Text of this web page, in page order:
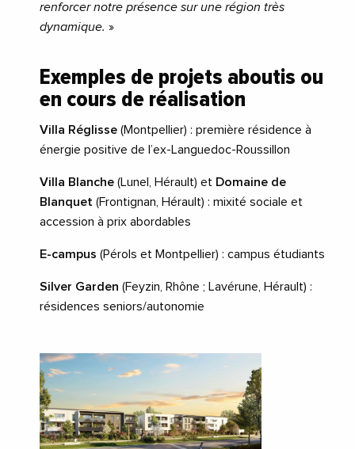
renforcer notre présence sur une région très
dynamique. »
Exemples de projets aboutis ou
en cours de réalisation
Villa Réglisse (Montpellier) : première résidence à
énergie positive de l’ex-Languedoc-Roussillon
Villa Blanche (Lunel, Hérault) et Domaine de
Blanquet (Frontignan, Hérault) : mixité sociale et
accession à prix abordables
E-campus (Pérols et Montpellier) : campus étudiants
Silver Garden (Feyzin, Rhône ; Lavérune, Hérault) :
résidences seniors/autonomie